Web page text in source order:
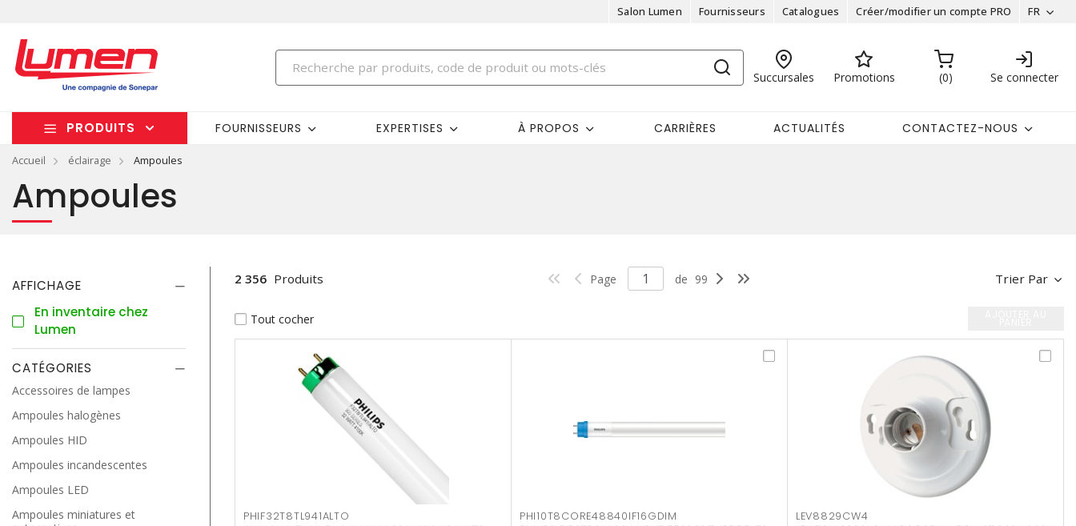
Salon Lumen Fournisseurs Catalogues Créer/modifier un compte PRO FR
Succursales Promotions 0 Se connecter
PRODUITS FOURNISSEURS EXPERTISES À PROPOS CARRIÈRES ACTUALITÉS CONTACTEZ-NOUS
Accueil éclairage Ampoules
Ampoules
AFFICHAGE
En inventaire chez
Lumen
CATÉGORIES
Accessoires de lampes
Ampoules halogènes
Ampoules HID
Ampoules incandescentes
Ampoules LED
Ampoules miniatures et
Trier Par
2 356 Produits Page de 99
Tout cocher
PHIF32T8TL941ALTO
PHI10T8CORE48840IF16GDIM
LEV8829CW4